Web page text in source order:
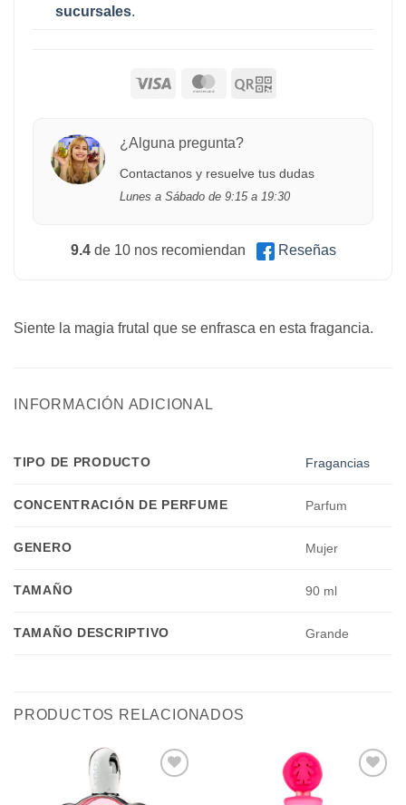
sucursales.
¿Alguna pregunta?
Contactanos y resuelve tus dudas
Lunes a Sábado de 9:15 a 19:30
9.4de 10 nos recomiendan Reseñas
Siente la magia frutal que se enfrasca en esta fragancia.
INFORMACIÓN ADICIONAL
TIPO DE PRODUCTO Fragancias
CONCENTRACIÓN DE PERFUME Parfum
GENERO Mujer
TAMAÑO 90 ml
TAMAÑO DESCRIPTIVO Grande
PRODUCTOS RELACIONADOS